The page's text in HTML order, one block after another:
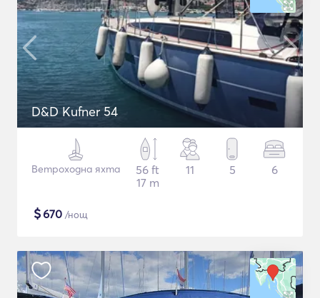
D&D Kufner 54
Ветроходна яхта
56 ft
17 m
11 5 6
$670 /нощ